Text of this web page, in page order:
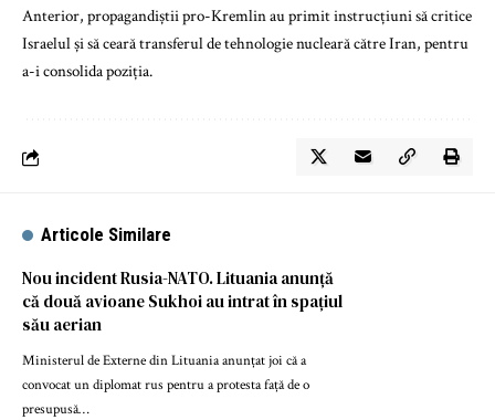
Anterior, propagandiștii pro-Kremlin au primit instrucțiuni să critice
Israelul și să ceară transferul de tehnologie nucleară către Iran, pentru
a-i consolida poziția.
Articole Similare
Nou incident Rusia-NATO. Lituania anunță
că două avioane Sukhoi au intrat în spațiul
său aerian
Ministerul de Externe din Lituania anunțat joi că a
convocat un diplomat rus pentru a protesta față de o
presupusă…